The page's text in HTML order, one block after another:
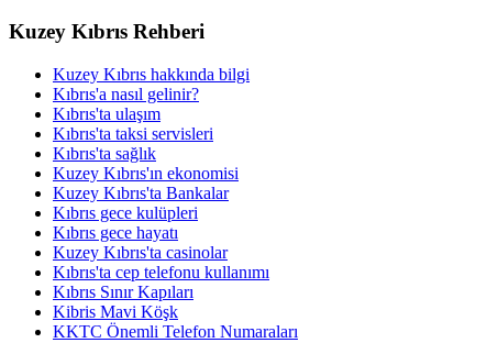
Kuzey Kıbrıs Rehberi
Kuzey Kıbrıs hakkında bilgi
Kıbrıs'a nasıl gelinir?
Kıbrıs'ta ulaşım
Kıbrıs'ta taksi servisleri
Kıbrıs'ta sağlık
Kuzey Kıbrıs'ın ekonomisi
Kuzey Kıbrıs'ta Bankalar
Kıbrıs gece kulüpleri
Kıbrıs gece hayatı
Kuzey Kıbrıs'ta casinolar
Kıbrıs'ta cep telefonu kullanımı
Kıbrıs Sınır Kapıları
Kibris Mavi Köşk
KKTC Önemli Telefon Numaraları